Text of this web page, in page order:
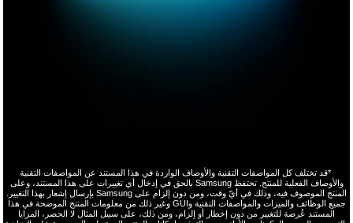
*قد تختلف كل المواصفات التقنية والأوصاف الواردة في هذا المستند عن المواصفات التقنية
والأوصاف الفعلية للمنتج. تحتفظ Samsung بالحق في إدخال أي تغييرات على هذا المستند، وعلى
المنتج الموصوف فيه، وذلك في أيّ وقت، ومن دون إلزام على Samsung بإرسال إشعار بهذا التغيير.
جميع الوظائف والميزات والمواصفات التقنية وGUI وغير ذلك من معلومات المنتج الموضحة في هذا
المستند عُرضة للتغيير من دون إخطار أو إلزام، ومن ذلك، على سبيل المثال لا الحصر، المزايا